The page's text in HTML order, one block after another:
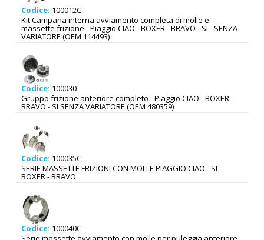
Codice: 100012C
Kit Campana interna avviamento completa di molle e
massette frizione - Piaggio CIAO - BOXER - BRAVO - SI - SENZA
VARIATORE (OEM 114493)
Codice: 100030
Gruppo frizione anteriore completo - Piaggio CIAO - BOXER -
BRAVO - SI SENZA VARIATORE (OEM 480359)
Codice: 100035C
SERIE MASSETTE FRIZIONI CON MOLLE PIAGGIO CIAO - SI -
BOXER - BRAVO
Codice: 100040C